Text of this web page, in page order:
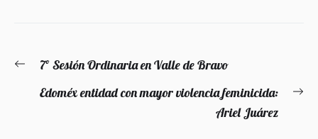
Navegación
entradas
Entrada7º Sesión Ordinaria en Valle de Bravo
Edoméx entidad con mayor violencia feminicida:
Ariel Juárez